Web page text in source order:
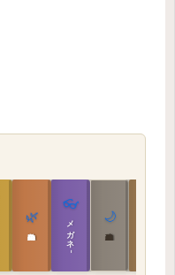
🌿
敷地設計の教科書
👓
メガネ｜転職 🌙
建築思想の教科書